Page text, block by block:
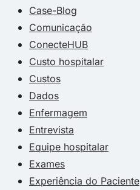
Case-Blog
Comunicação
ConecteHUB
Custo hospitalar
Custos
Dados
Enfermagem
Entrevista
Equipe hospitalar
Exames
Experiência do Paciente